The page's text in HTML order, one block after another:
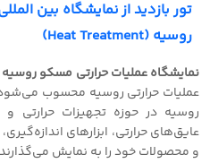
تور بازدید از نمایشگاه بین
روسیه (Heat Treatment)
نمایشگاه عملیات حرارتی مسکو روسیه
عملیات حرارتی روسیه محسوب
روسیه در حوزه تجهیزات حرارتی و
عایق‌های حرارتی، ابزارهای
و محصولات خود را به نمایش